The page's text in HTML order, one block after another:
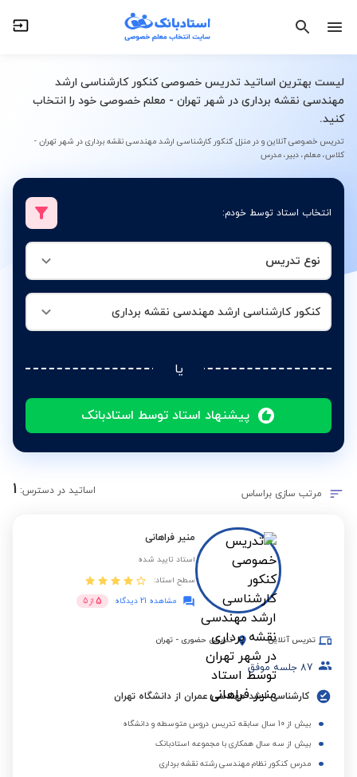
لیست بهترین اساتید تدریس خصوصی کنکور کارشناسی ارشد
مهندسی نقشه برداری در شهر تهران - معلم خصوصی خود را انتخاب
کنید.
تدریس خصوصی آنلاین و در منزل کنکور کارشناسی ارشد مهندسی نقشه برداری در شهر تهران -
کلاس، معلم، دبیر، مدرس
انتخاب استاد توسط خودم:
نوع تدریس
کنکور کارشناسی ارشد مهندسی نقشه برداری
یا
پیشنهاد استاد توسط استادبانک
مرتب سازی براساس اساتید در دسترس: 1
منیر فراهانی
استاد تایید شده
سطح استاد:
مشاهده 21 دیدگاه
5 از 5
تدریس آنلاین تدریس حضوری - تهران
87 جلسه موفق
کارشناسی ارشد مهندسی عمران از دانشگاه تهران
بیش از 10 سال سابقه تدریس دروس متوسطه و دانشگاه
بیش از سه سال همکاری با مجموعه استادبانک
مدرس کنکور نظام مهندسی رشته نقشه برداری